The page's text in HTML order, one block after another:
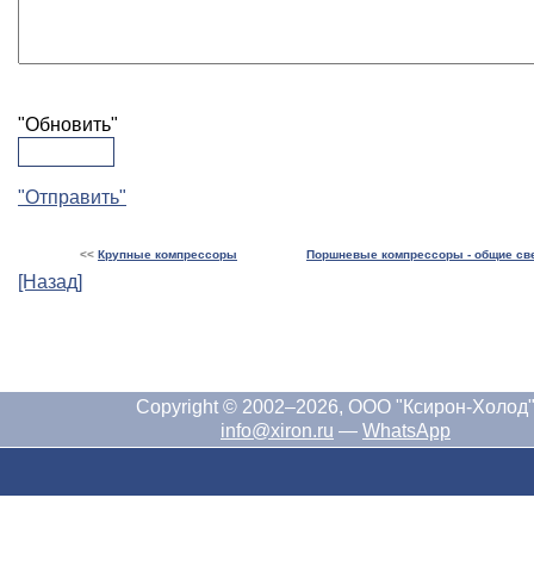
"Обновить"
"Отправить"
<< Крупные компрессоры Поршневые компрессоры - общие
[Назад]
Copyright © 2002–2026, ООО "Ксирон-Холод"
info@xiron.ru — WhatsApp